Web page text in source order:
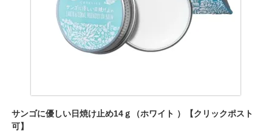
サンゴに優しい日焼け止め14ｇ（ホワイト ）【クリックポスト
可】